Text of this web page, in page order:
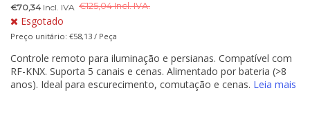
€70,34 Incl. IVA €125,04 Incl. IVA.
Esgotado
Preço unitário: €58,13 / Peça
Controle remoto para iluminação e persianas. Compatível com
RF-KNX. Suporta 5 canais e cenas. Alimentado por bateria (>8
anos). Ideal para escurecimento, comutação e cenas. Leia mais